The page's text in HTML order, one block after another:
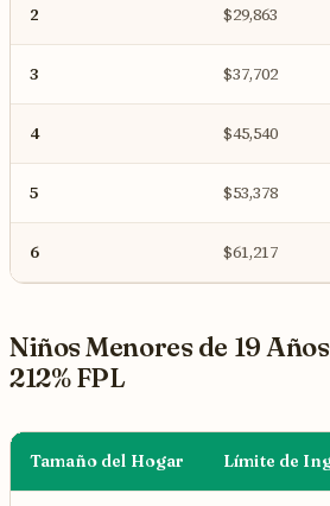
2 $29,863
3 $37,702
4 $45,540
5 $53,378
6 $61,217
Niños Menores de 19
212% FPL
Tamaño del Hogar Límite de